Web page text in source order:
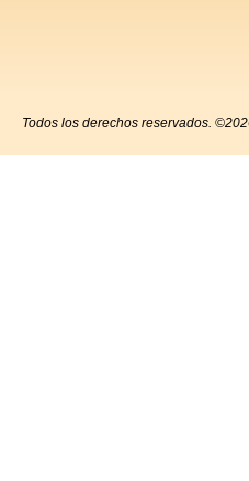
Todos los derechos reservados.